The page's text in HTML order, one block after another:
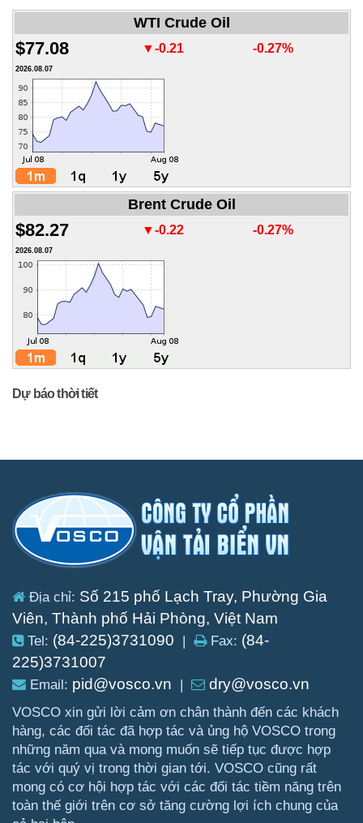
WTI Crude Oil
$77.08 ▼-0.21 -0.27%
2026.08.07
Brent Crude Oil
$82.27 ▼-0.22 -0.27%
2026.08.07
Dự báo thời tiết
Địa chỉ: Số 215 phố Lạch Tray, Phường Gia
Viên, Thành phố Hải Phòng, Việt Nam
Tel: (84-225)3731090 | Fax: (84-
225)3731007
Email: pid@vosco.vn | dry@vosco.vn
VOSCO xin gửi lời cảm ơn chân thành đến các khách
hàng, các đối tác đã hợp tác và ủng hộ VOSCO trong
những năm qua và mong muốn sẽ tiếp tục được hợp
tác với quý vị trong thời gian tới. VOSCO cũng rất
mong có cơ hội hợp tác với các đối tác tiềm năng trên
toàn thế giới trên cơ sở tăng cường lợi ích chung của